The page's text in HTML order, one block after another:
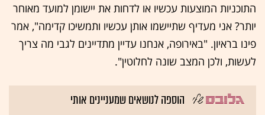
התוכניות המוצעות עכשיו או לדחות את יישומן למועד מאוחר
יותר? אני מעדיף שתיישמו אותן עכשיו ותמשיכו קדימה", אמר
פינו בראיון. "באירופה, אנחנו עדיין מתדיינים לגבי מה צריך
לעשות, ולכן המצב שונה לחלוטין".
הוספה לנושאים שמעניינים אותי